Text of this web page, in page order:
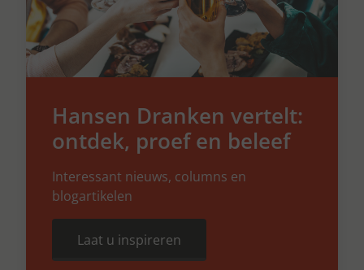
Hansen Dranken vertelt:
ontdek, proef en beleef
Interessant nieuws, columns en
blogartikelen
Laat u inspireren